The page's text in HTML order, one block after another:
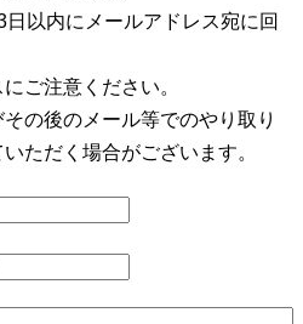
以内にメールアドレス宛に回
ご注意ください。
の後のメール等でのやり取り
ただく場合がございます。